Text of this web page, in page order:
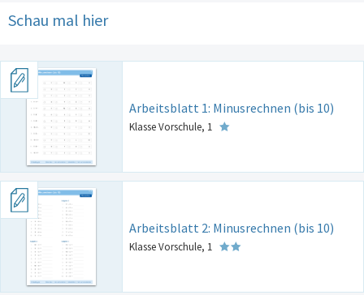
Schau mal hier
Arbeitsblatt 1: Minusrechnen (bis 10)
Klasse Vorschule, 1
Arbeitsblatt 2: Minusrechnen (bis 10)
Klasse Vorschule, 1